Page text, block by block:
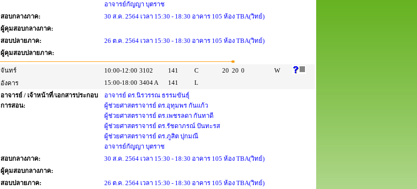
อาจารย์กัญญา บุตราช
สอบกลางภาค:
30 ส.ค. 2564 เวลา 15:30 - 18:30 อาคาร 105 ห้อง TBA(วิทย์)
ผู้คุมสอบกลางภาค:
สอบปลายภาค:
26 ต.ค. 2564 เวลา 15:30 - 18:30 อาคาร 105 ห้อง TBA(วิทย์)
ผู้คุมสอบปลายภาค:
จันทร์ 10:00-12:00 3102 141 C 20 20 0
W
อังคาร
15:00-18:00 3404 A 141
L
อาจารย์ / เจ้าหน้าที่/เอกสารประกอบ
การสอน:
อาจารย์ ดร.นิรวรรณ ธรรมขันธุ์
ผู้ช่วยศาสตราจารย์ ดร.อุทุมพร กันแก้ว
ผู้ช่วยศาสตราจารย์ ดร.เพชรลดา กันทาดี
ผู้ช่วยศาสตราจารย์ ดร.รัชดาภรณ์ ปันทะรส
ผู้ช่วยศาสตราจารย์ ดร.ภูสิต ปุกมณี
อาจารย์กัญญา บุตราช
สอบกลางภาค:
30 ส.ค. 2564 เวลา 15:30 - 18:30 อาคาร 105 ห้อง TBA(วิทย์)
ผู้คุมสอบกลางภาค:
สอบปลายภาค:
26 ต.ค. 2564 เวลา 15:30 - 18:30 อาคาร 105 ห้อง TBA(วิทย์)